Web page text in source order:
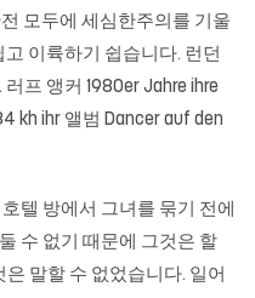
모두에 세심한주의를 기울
이륙하기 쉽습니다. 런던
프 앵커 1980er Jahre ihre
kh ihr 앨범 Dancer auf den
텔 방에서 그녀를 묶기 전에
수 없기 때문에 그것은 할
말할 수 없었습니다. 일어